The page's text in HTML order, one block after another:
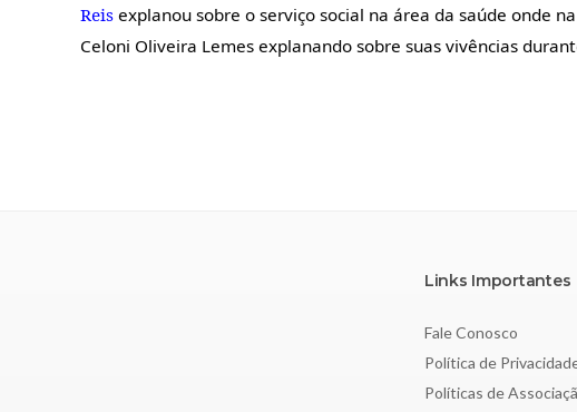
Reis explanou sobre o serviço social na área da saúde onde
Celoni Oliveira Lemes explanando sobre suas vivências
Links Importantes
Fale Conosco
Política de
Políticas de